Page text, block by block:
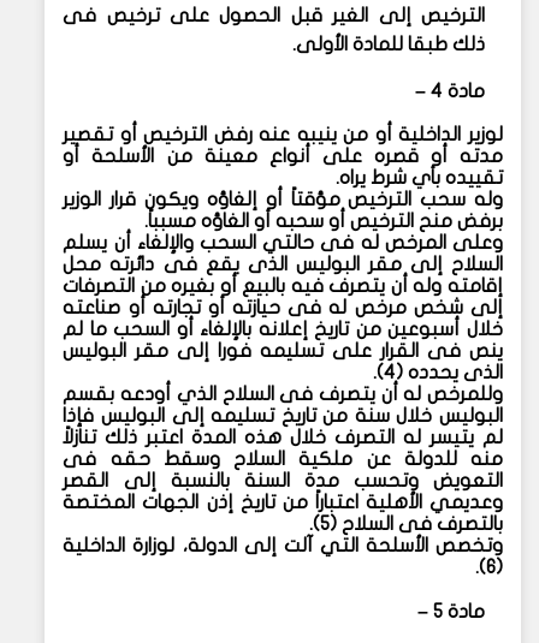
الترخيص إلى الغير قبل الحصول على ترخيص فى
ذلك طبقا للمادة الأولى.
مادة ٤ –
لوزير الداخلية أو من ينيبه عنه رفض الترخيص أو تقصير
مدته أو قصره على أنواع معينة من الأسلحة أو
تقييده بأي شرط يراه.
وله سحب الترخيص مؤقتاً أو إلغاؤه ويكون قرار الوزير
برفض منح الترخيص أو سحبه أو الغاؤه مسبباً.
وعلى المرخص له فى حالتي السحب والإلغاء أن يسلم
السلاح إلى مقر البوليس الذى يقع فى دائرته محل
إقامته وله أن يتصرف فيه بالبيع أو بغيره من التصرفات
إلى شخص مرخص له فى حيازته أو تجارته أو صناعته
خلال أسبوعين من تاريخ إعلانه بالإلغاء أو السحب ما لم
ينص فى القرار على تسليمه فورا إلى مقر البوليس
الذى يحدده (٤).
وللمرخص له أن يتصرف فى السلاح الذي أودعه بقسم
البوليس خلال سنة من تاريخ تسليمه إلى البوليس فإذا
لم يتيسر له التصرف خلال هذه المدة اعتبر ذلك تنازلاً
منه للدولة عن ملكية السلاح وسقط حقه فى
التعويض وتحسب مدة السنة بالنسبة إلى القصر
وعديمي الأهلية اعتباراً من تاريخ إذن الجهات المختصة
بالتصرف فى السلاح (٥).
وتخصص الأسلحة التي آلت إلى الدولة، لوزارة الداخلية
(٦).
مادة ٥ –